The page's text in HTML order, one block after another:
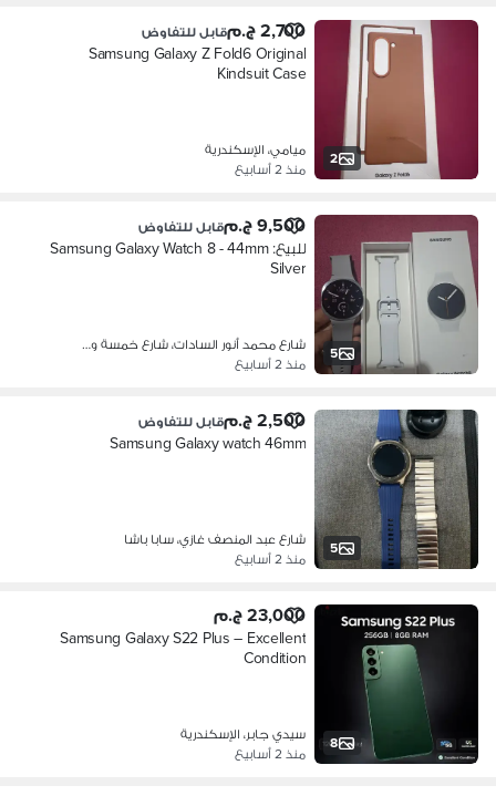
2
2,700 ج.م قابل للتفاوض
Samsung Galaxy Z Fold6 Original
Kindsuit Case
ميامي، الإسكندرية
منذ 2 أسابيع
5
9,500 ج.م قابل للتفاوض
للبيع: Samsung Galaxy Watch 8 - 44mm
Silver
شارع محمد أنور السادات، شارع خمسة و…
منذ 2 أسابيع
5
2,500 ج.م قابل للتفاوض
Samsung Galaxy watch 46mm
شارع عبد المنصف غازي، سابا باشا
منذ 2 أسابيع
8
23,000 ج.م
Samsung Galaxy S22 Plus – Excellent
Condition
سيدي جابر، الإسكندرية
منذ 2 أسابيع